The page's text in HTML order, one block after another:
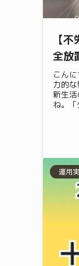
【
全放
こん
力的
新生
ね。
運用